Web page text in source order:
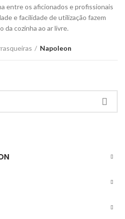
entre os aficionados e profissionais
e facilidade de utilização fazem
da cozinha ao ar livre.
Napoleon